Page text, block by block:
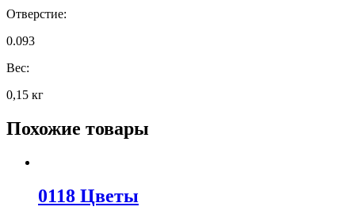
Отверстие:
0.093
Вес:
0,15 кг
Похожие товары
0118 Цветы